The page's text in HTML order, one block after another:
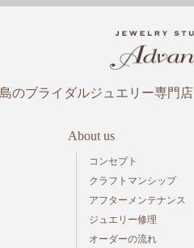
のブライダルジュエリー専門店
About us
コンセプト
クラフトマンシップ
アフターメンテナンス
ジュエリー修理
オーダーの流れ